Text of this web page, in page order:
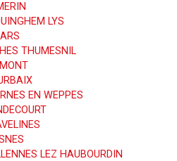
LYS
THUMESNIL
EN WEPPES
LEZ HAUBOURDIN